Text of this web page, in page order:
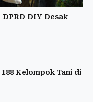
DPRD DIY Desak
Kelompok Tani di